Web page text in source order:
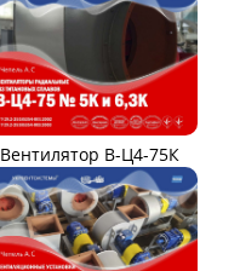
Вентилятор В-Ц4-75К